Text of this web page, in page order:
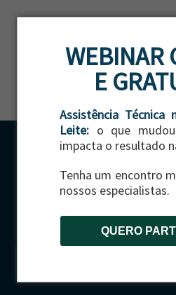
WEBINAR
E
Assistência Técnica
Leite: o que
impacta o resultado
Tenha um encontro
nossos especialistas.
QUERO